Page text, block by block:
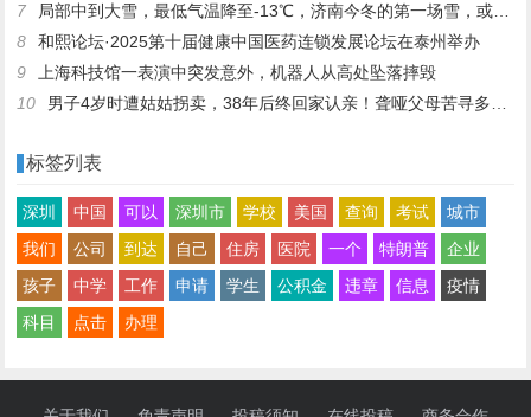
7
局部中到大雪，最低气温降至-13℃，济南今冬的第一场雪，或跟去年同一时间！
8
和熙论坛·2025第十届健康中国医药连锁发展论坛在泰州举办
9
上海科技馆一表演中突发意外，机器人从高处坠落摔毁
10
男子4岁时遭姑姑拐卖，38年后终回家认亲！聋哑父母苦寻多年，母亲已抱憾离世丨红星寻人
标签列表
深圳 中国 可以 深圳市 学校 美国 查询 考试
城市
我们
公司 到达 自己 住房 医院 一个 特朗普
企业
孩子
中学 工作 申请 学生 公积金 违章 信息
疫情
科目
点击 办理